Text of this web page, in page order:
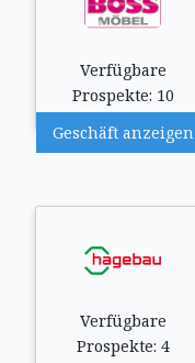
Verfügbare
Prospekte: 10
Geschäft anzeigen
Verfügbare
Prospekte: 4